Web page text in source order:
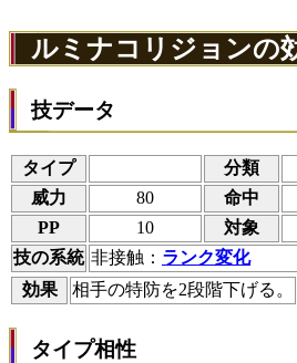
ルミナコリジョンの
技データ
タイプ 分類
威力
80 命中
PP
10 対象
技の系統 非接触： ランク変化
効果
相手の特防を2段階下げる。
タイプ相性